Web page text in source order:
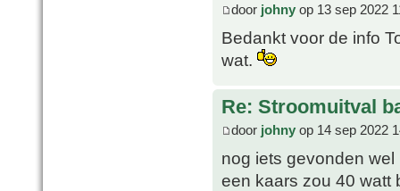
door johny op 13 sep 2022
Bedankt voor de info
wat.
Re: Stroomuitval
door johny op 14 sep 2022
nog iets gevonden wel
een kaars zou 40 watt